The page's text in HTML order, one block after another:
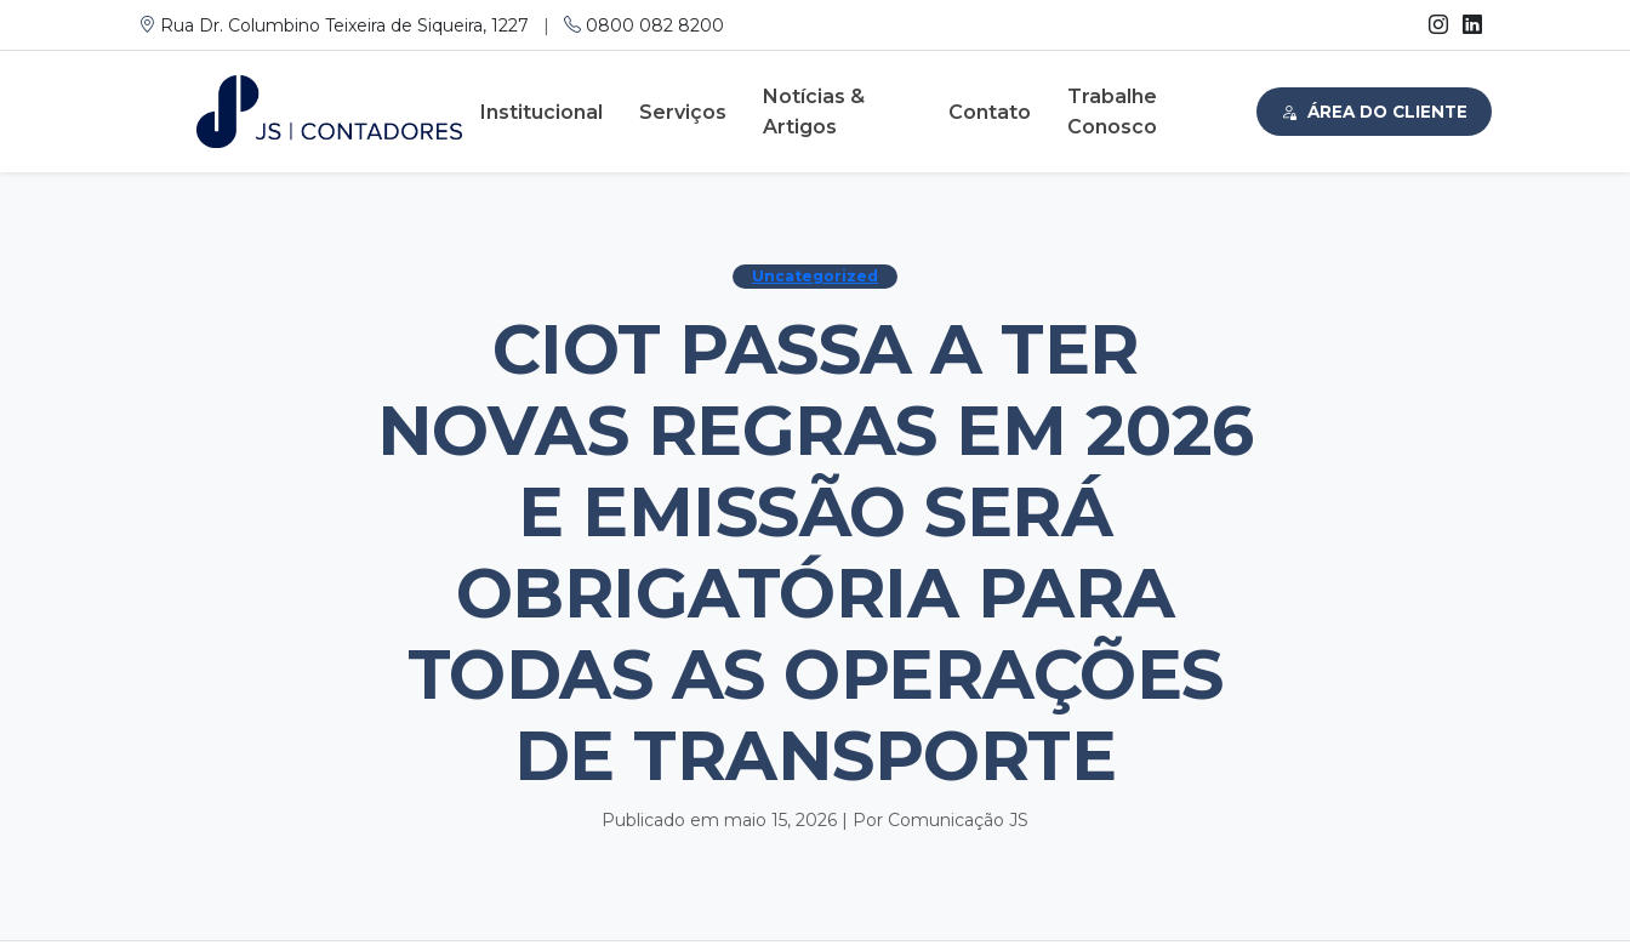
Rua Dr. Columbino Teixeira de Siqueira, 1227 | 0800 082 8200
Institucional Serviços
Notícias &
Artigos
Contato
Trabalhe
Conosco
ÁREA DO CLIENTE
Uncategorized
CIOT PASSA A TER
NOVAS REGRAS EM 2026
E EMISSÃO SERÁ
OBRIGATÓRIA PARA
TODAS AS OPERAÇÕES
DE TRANSPORTE
Publicado em maio 15, 2026 | Por Comunicação JS